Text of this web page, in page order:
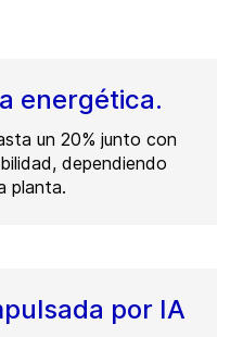
energética.
un 20% junto con
dependiendo
planta.
por IA